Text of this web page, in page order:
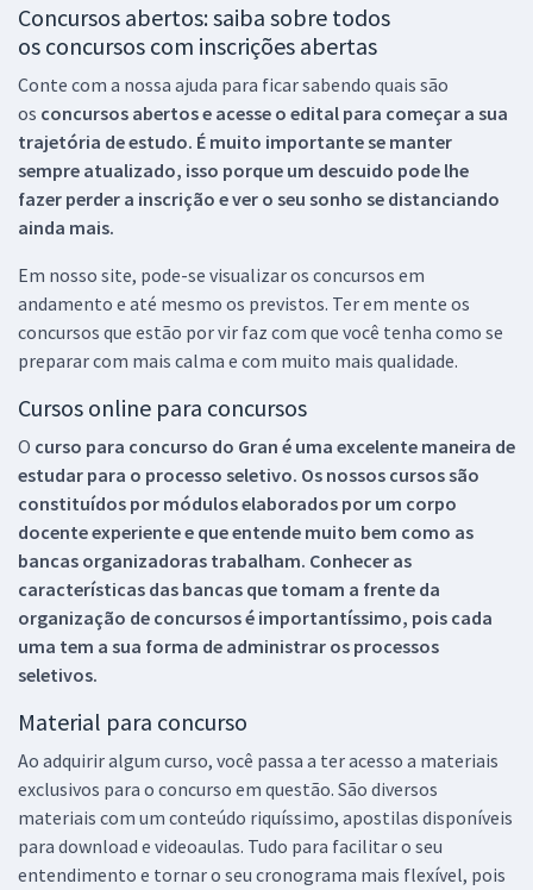
Concursos abertos: saiba sobre todos
os concursos com inscrições abertas
Conte com a nossa ajuda para ficar sabendo quais são
os concursos abertos e acesse o edital para começar a sua
trajetória de estudo. É muito importante se manter
sempre atualizado, isso porque um descuido pode lhe
fazer perder a inscrição e ver o seu sonho se distanciando
ainda mais.
Em nosso site, pode-se visualizar os concursos em
andamento e até mesmo os previstos. Ter em mente os
concursos que estão por vir faz com que você tenha como se
preparar com mais calma e com muito mais qualidade.
Cursos online para concursos
O curso para concurso do Gran é uma excelente maneira de
estudar para o processo seletivo. Os nossos cursos são
constituídos por módulos elaborados por um corpo
docente experiente e que entende muito bem como as
bancas organizadoras trabalham. Conhecer as
características das bancas que tomam a frente da
organização de concursos é importantíssimo, pois cada
uma tem a sua forma de administrar os processos
seletivos.
Material para concurso
Ao adquirir algum curso, você passa a ter acesso a materiais
exclusivos para o concurso em questão. São diversos
materiais com um conteúdo riquíssimo, apostilas disponíveis
para download e videoaulas. Tudo para facilitar o seu
entendimento e tornar o seu cronograma mais flexível, pois